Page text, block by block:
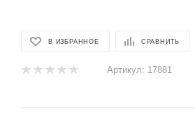
В ИЗБРАННОЕ СРАВНИТЬ
Артикул: 17881